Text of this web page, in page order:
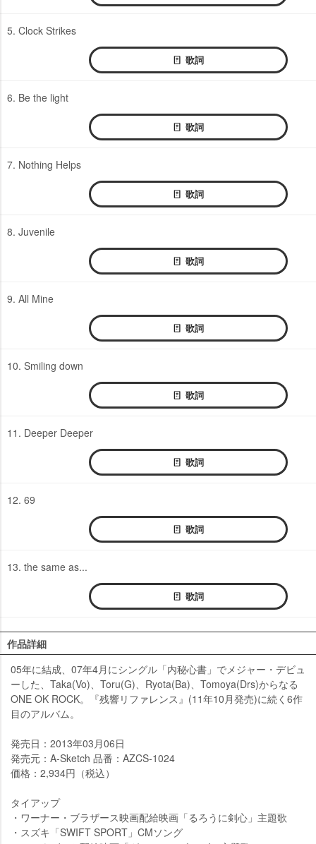
5. Clock Strikes
歌詞
6. Be the light
歌詞
7. Nothing Helps
歌詞
8. Juvenile
歌詞
9. All Mine
歌詞
10. Smiling down
歌詞
11. Deeper Deeper
歌詞
12. 69
歌詞
13. the same as...
歌詞
作品詳細
05年に結成、07年4月にシングル「内秘心書」でメジャー・デビュ
ーした、Taka(Vo)、Toru(G)、Ryota(Ba)、Tomoya(Drs)からなる
ONE OK ROCK。『残響リファレンス』(11年10月発売)に続く6作
目のアルバム。
発売日：2013年03月06日
発売元：A-Sketch 品番：AZCS-1024
価格：2,934円（税込）
タイアップ
・ワーナー・ブラザース映画配給映画「るろうに剣心」主題歌
・スズキ「SWIFT SPORT」CMソング